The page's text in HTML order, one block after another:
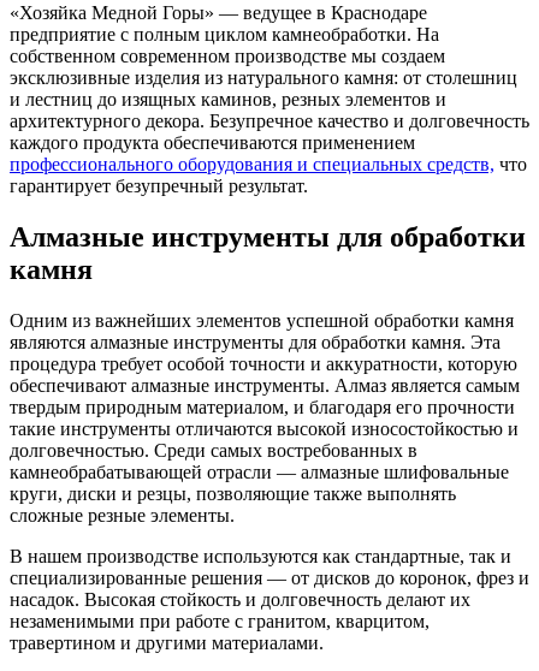
«Хозяйка Медной Горы» — ведущее в Краснодаре
предприятие с полным циклом камнеобработки. На
собственном современном производстве мы создаем
эксклюзивные изделия из натурального камня: от столешниц
и лестниц до изящных каминов, резных элементов и
архитектурного декора. Безупречное качество и долговечность
каждого продукта обеспечиваются применением
профессионального оборудования и специальных средств, что
гарантирует безупречный результат.
Алмазные инструменты для обработки
камня
Одним из важнейших элементов успешной обработки камня
являются алмазные инструменты для обработки камня. Эта
процедура требует особой точности и аккуратности, которую
обеспечивают алмазные инструменты. Алмаз является самым
твердым природным материалом, и благодаря его прочности
такие инструменты отличаются высокой износостойкостью и
долговечностью. Среди самых востребованных в
камнеобрабатывающей отрасли — алмазные шлифовальные
круги, диски и резцы, позволяющие также выполнять
сложные резные элементы.
В нашем производстве используются как стандартные, так и
специализированные решения — от дисков до коронок, фрез и
насадок. Высокая стойкость и долговечность делают их
незаменимыми при работе с гранитом, кварцитом,
травертином и другими материалами.